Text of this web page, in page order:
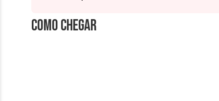
Como chegar